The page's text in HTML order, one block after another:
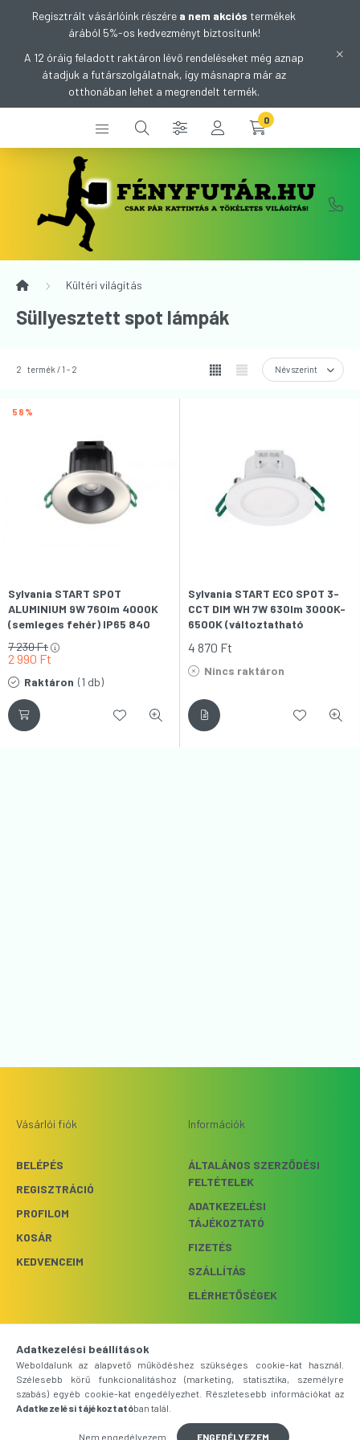
Regisztrált vásárlóink részére a nem akciós termékek
árából 5%-os kedvezményt biztosítunk!
A 12 óráig feladott raktáron lévő rendeléseket még aznap
átadjuk a futárszolgálatnak, így másnapra már az
otthonában lehet a megrendelt termék.
0
Kültéri világítás
Süllyesztett spot lámpák
2 termék 1 2
58
Sylvania START SPOT
ALUMINIUM 9W 760lm 4000K
(semleges fehér) IP65 840
lámpa
2 990 Ft
7 230Ft
Raktáron (1 db)
Sylvania START ECO SPOT 3-
CCT DIM WH 7W 630lm 3000K-
6500K (változtatható
SPOT fényforrás
4 870 Ft
Nincs raktáron
Vásárlói fiók
BELÉPÉS
REGISZTRÁCIÓ
PROFILOM
KOSÁR
KEDVENCEIM
Információk
ÁLTALÁNOS SZERZŐDÉSI
FELTÉTELEK
ADATKEZELÉSI
TÁJÉKOZTATÓ
FIZETÉS
SZÁLLÍTÁS
ELÉRHETŐSÉGEK
Webshop üzemeltető: Bright
Light Kft.
1033 BUDAPEST,
Adatkezelési beállítások
Weboldalunk az alapvető működéshez szükséges cookie-kat használ.
Szélesebb körű funkcionalitáshoz (marketing, statisztika, személyre
szabás) egyéb cookie-kat engedélyezhet. Részletesebb információkat az
Adatkezelési tájékoztatóban talál.
Nem engedélyezem ENGEDÉLYEZEM